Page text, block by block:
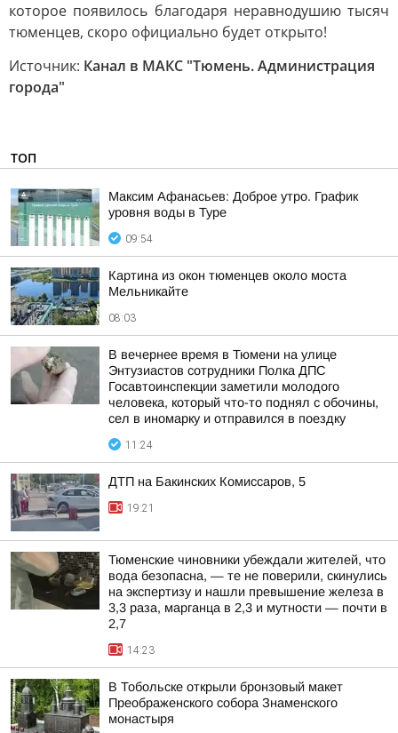
которое появилось благодаря неравнодушию тысяч
тюменцев, скоро официально будет открыто!
Источник: Канал в МАКС "Тюмень. Администрация
города"
ТОП
Максим Афанасьев: Доброе утро. График
уровня воды в Туре
09:54
Картина из окон тюменцев около моста
Мельникайте
08:03
В вечернее время в Тюмени на улице
Энтузиастов сотрудники Полка ДПС
Госавтоинспекции заметили молодого
человека, который что-то поднял с обочины,
сел в иномарку и отправился в поездку
11:24
ДТП на Бакинских Комиссаров, 5
19:21
Тюменские чиновники убеждали жителей, что
вода безопасна, — те не поверили, скинулись
на экспертизу и нашли превышение железа в
3,3 раза, марганца в 2,3 и мутности — почти в
2,7
14:23
В Тобольске открыли бронзовый макет
Преображенского собора Знаменского
монастыря